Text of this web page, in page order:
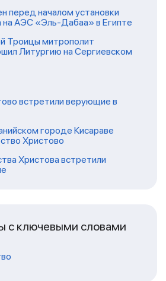
перед началом установки
на АЭС «Эль-Дабаа» в Египте
Троицы митрополит
Литургию на Сергиевском
встретили верующие в
городе Кисараве
Христово
Христова встретили
с ключевыми словами